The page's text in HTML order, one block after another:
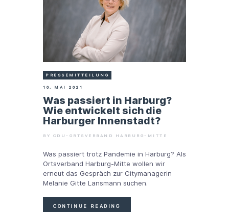
PRESSEMITTEILUNG
10. MAI 2021
Was passiert in Harburg?
Wie entwickelt sich die
Harburger Innenstadt?
BY CDU-ORTSVERBAND HARBURG-MITTE
Was passiert trotz Pandemie in Harburg? Als
Ortsverband Harburg-Mitte wollen wir
erneut das Gespräch zur Citymanagerin
Melanie Gitte Lansmann suchen.
CONTINUE READING